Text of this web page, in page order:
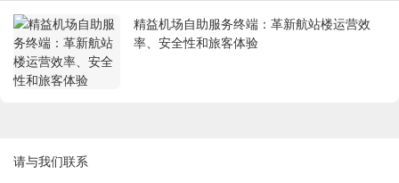
精益机场自助服务终端：革新航站楼运营效
率、安全性和旅客体验
请与我们联系